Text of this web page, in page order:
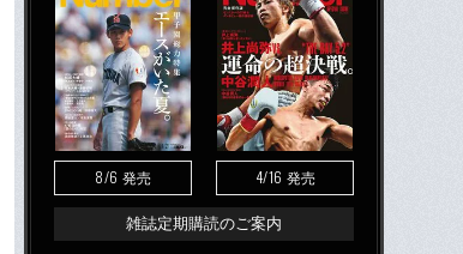
8/6 発売 4/16 発売
雑誌定期購読のご案内